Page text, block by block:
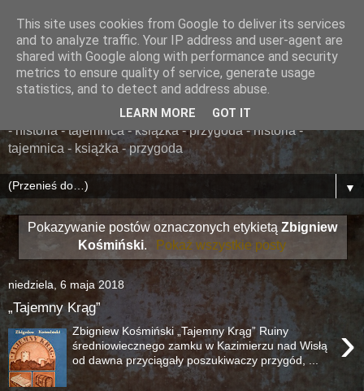
......... ZAPOMNIANA
BIBLIOTEKA ........
książka - przygoda - historia - tajemnica - książka - przygoda
- historia - tajemnica - książka - przygoda - historia -
tajemnica - książka - przygoda
▼
Pokazywanie postów oznaczonych etykietą Zbigniew
Kośmiński. Pokaż wszystkie posty
niedziela, 6 maja 2018
„Tajemny Krąg”
›
Zbigniew Kośmiński „Tajemny Krąg” Ruiny
średniowiecznego zamku w Kazimierzu nad Wisłą
od dawna przyciągały poszukiwaczy przygód, ...
This site uses cookies from Google to deliver its services
and to analyze traffic. Your IP address and user-agent are
shared with Google along with performance and security
metrics to ensure quality of service, generate usage
statistics, and to detect and address abuse.
LEARN MORE GOT IT